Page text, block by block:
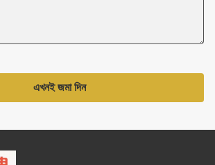
এখনই জমা দিন